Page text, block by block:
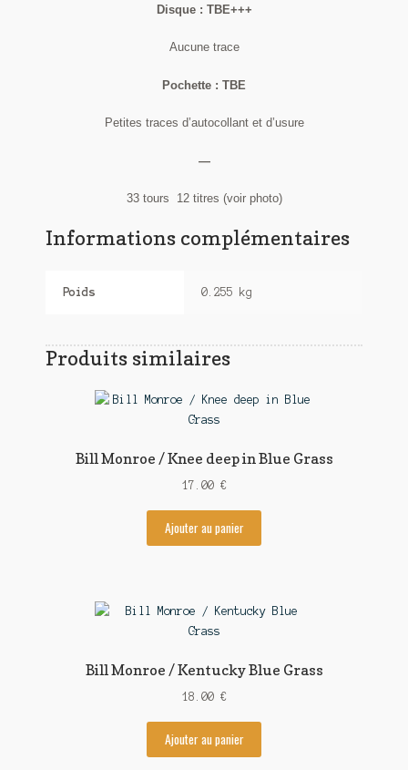
Disque : TBE+++
Aucune trace
Pochette : TBE
Petites traces d’autocollant et d’usure
—
33 tours 12 titres (voir photo)
Informations complémentaires
Poids 0.255 kg
Produits similaires
Bill Monroe / Knee deep in Blue Grass
17.00 €
Ajouter au panier
Bill Monroe / Kentucky Blue Grass
18.00 €
Ajouter au panier